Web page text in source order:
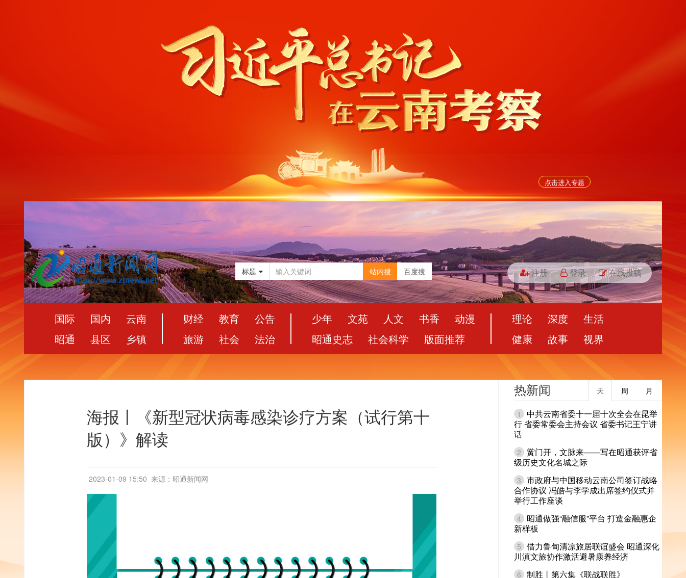
点击进入专题
标题 站内搜 百度搜 注册 登录 在线投稿
国际 国内
云南
昭通
县区 乡镇
财经 教育
公告
旅游
社会 法治
少年 文苑 人文 书香
动漫
昭通史志
社会科学 版面推荐
理论 深度
生活
健康
故事 视界
海报丨《新型冠状病毒感染诊疗方案（试行第十
版）》解读
2023-01-09 15:50 来源：昭通新闻网
热新闻 月
周
天
1
中共云南省委十一届十次全会在昆举
行 省委常委会主持会议 省委书记王宁讲
话
2 黉门开，文脉来——写在昭通获评省
级历史文化名城之际
3 市政府与中国移动云南公司签订战略
合作协议 冯皓与李学成出席签约仪式并
举行工作座谈
4
昭通做强“融信服”平台 打造金融惠企
新样板
5 借力鲁甸清凉旅居联谊盛会 昭通深化
川滇文旅协作激活避暑康养经济
6 制胜丨第六集《联战联胜》